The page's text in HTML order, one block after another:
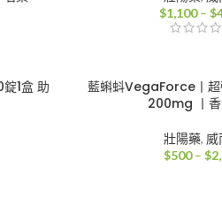
$1,100 – $
1盒 助
藍蝌蚪VegaForce丨超
200mg 丨香
壯陽藥, 威
$500 – $